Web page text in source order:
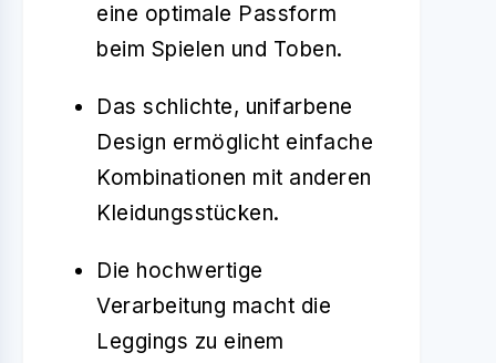
eine optimale Passform
beim Spielen und Toben.
Das schlichte, unifarbene
Design ermöglicht einfache
Kombinationen mit anderen
Kleidungsstücken.
Die hochwertige
Verarbeitung macht die
Leggings zu einem